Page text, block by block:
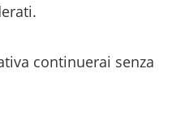
continuerai senza